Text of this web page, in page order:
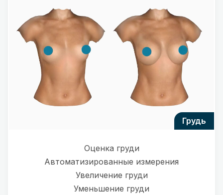
грудь
Оценка груди
Автоматизированные измерения
Увеличение груди
Уменьшение груди